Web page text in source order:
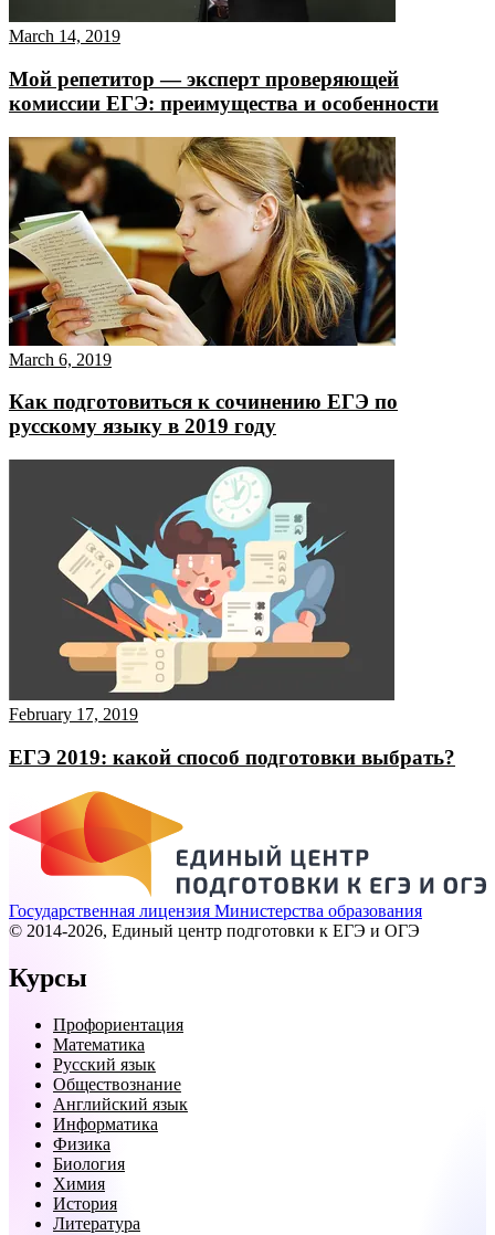
March 14, 2019
Мой репетитор — эксперт проверяющей
комиссии ЕГЭ: преимущества и особенности
March 6, 2019
Как подготовиться к сочинению ЕГЭ по
русскому языку в 2019 году
February 17, 2019
ЕГЭ 2019: какой способ подготовки выбрать?
Государственная лицензия Министерства образования
© 2014-2026, Единый центр подготовки к ЕГЭ и ОГЭ
Курсы
Профориентация
Математика
Русский язык
Обществознание
Английский язык
Информатика
Физика
Биология
Химия
История
Литература